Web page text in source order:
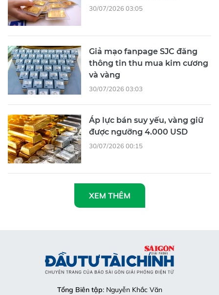
30/07/2026 03:05
Giả mạo fanpage SJC đăng
thông tin thu mua kim cương
và vàng
30/07/2026 03:03
Áp lực bán suy yếu, vàng giữ
được ngưỡng 4.000 USD
30/07/2026 00:15
XEM THÊM
Tổng Biên tập: Nguyễn Khắc Văn